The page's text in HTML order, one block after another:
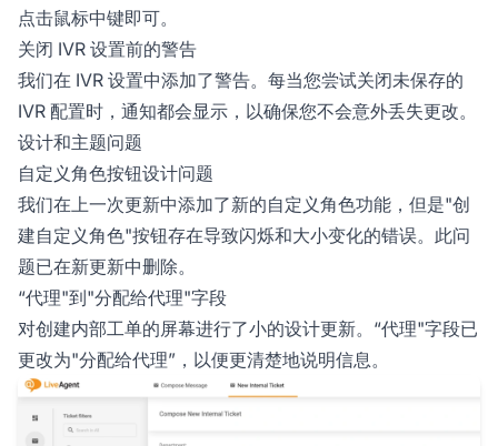
点击鼠标中键即可。
关闭 IVR 设置前的警告
我们在 IVR 设置中添加了警告。每当您尝试关闭未保存的
IVR 配置时，通知都会显示，以确保您不会意外丢失更改。
设计和主题问题
自定义角色按钮设计问题
我们在上一次更新中添加了新的自定义角色功能，但是"创
建自定义角色"按钮存在导致闪烁和大小变化的错误。此问
题已在新更新中删除。
“代理"到"分配给代理"字段
对创建内部工单的屏幕进行了小的设计更新。“代理"字段已
更改为"分配给代理”，以便更清楚地说明信息。